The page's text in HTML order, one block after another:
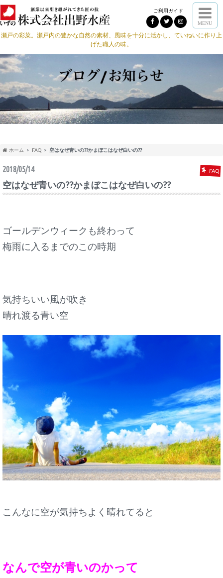
ご利用ガイド
MENU
瀬戸の彩菜。瀬戸内の豊かな自然の素材、風味を十分に活かし、ていねいに作り上
げた職人の味。
ホーム FAQ 空はなぜ青いの??かまぼこはなぜ白いの??
2018/05/14 FAQ
空はなぜ青いの??かまぼこはなぜ白いの??
ゴールデンウィークも終わって
梅雨に入るまでのこの時期
気持ちいい風が吹き
晴れ渡る青い空
こんなに空が気持ちよく晴れてると
なんで空が青いのかって